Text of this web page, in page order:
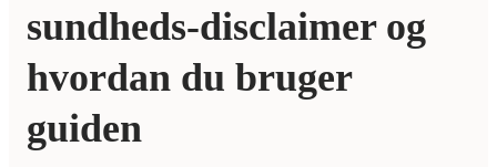
sundheds-disclaimer og
hvordan du bruger
guiden